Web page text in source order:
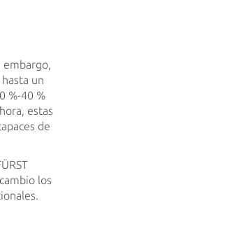
embargo,
un
%-40 %
estas
de
los